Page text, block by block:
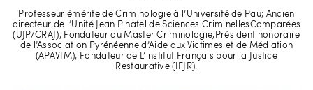
Professeur émérite de Criminologie à l’Université de Pau; Ancien
directeur de l’Unité Jean Pinatel de Sciences CriminellesComparées
(UJP/CRAJ); Fondateur du Master Criminologie,Président honoraire
de l’Association Pyrénéenne d’Aide aux Victimes et de Médiation
(APAVIM); Fondateur de L’institut Français pour la Justice
Restaurative (IFJR).